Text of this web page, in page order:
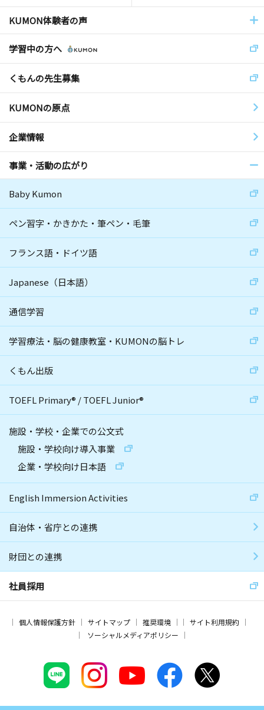
KUMON体験者の声
学習中の方へ
くもんの先生募集
KUMONの原点
企業情報
事業・活動の広がり
Baby Kumon
ペン習字・かきかた・筆ペン・毛筆
フランス語・ドイツ語
Japanese（日本語）
通信学習
学習療法・脳の健康教室・KUMONの脳トレ
くもん出版
TOEFL Primary® /TOEFL Junior®
施設・学校・企業での公文式
施設・学校向け導入事業
企業・学校向け日本語
English Immersion Activities
自治体・省庁との連携
財団との連携
社員採用
個人情報保護方針 サイトマップ 推奨環境
サイト利用規約
ソーシャルメディアポリシー